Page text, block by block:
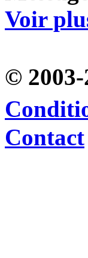
Voir
©
Contact